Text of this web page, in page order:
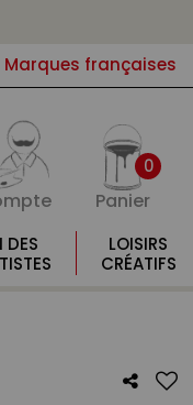
Marques françaises
0
Panier
DES
LOISIRS
CRÉATIFS